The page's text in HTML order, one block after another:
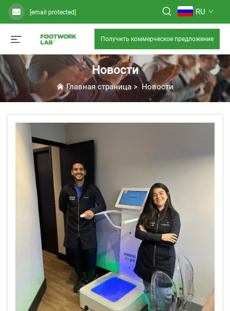
[email protected] RU
Получить коммерческое предложение
Новости
Главная страница> Новости